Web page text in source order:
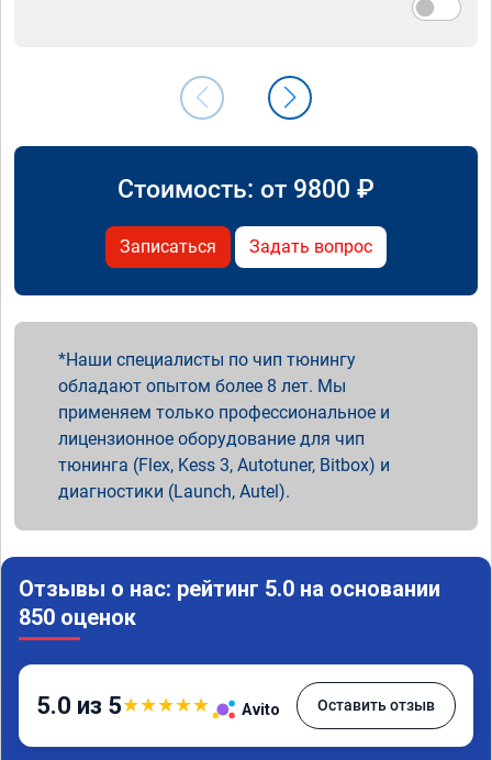
Стоимость: от 9800 ₽
Записаться Задать вопрос
Наши специалисты по чип тюнингу
обладают опытом более 8 лет. Мы
применяем только профессиональное и
лицензионное оборудование для чип
тюнинга (Flex, Kess 3, Autotuner, Bitbox) и
диагностики (Launch, Autel).
Отзывы о нас: рейтинг 5.0 на основании
850 оценок
5.0 из 5★★★★★ Avito Оставить отзыв